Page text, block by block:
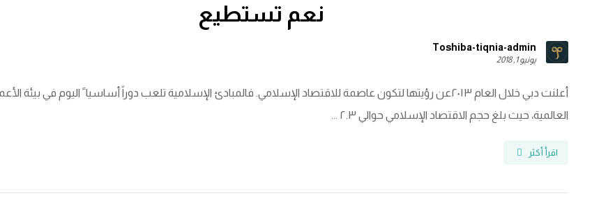
نعم تستطيع
Toshiba-tiqnia-admin
يونيو 1, 2018
أعلنت دبي خلال العام ٢٠١٣عن رؤيتها لتكون عاصمة للاقتصاد الإسلامي. فالمبادئ الإسلامية تلعب دوراً أساسيا ً اليوم في بيئة
العالمية، حيث بلغ حجم الاقتصاد الإسلامي حوالي ٢.٣ ...
اقرأ أكثر